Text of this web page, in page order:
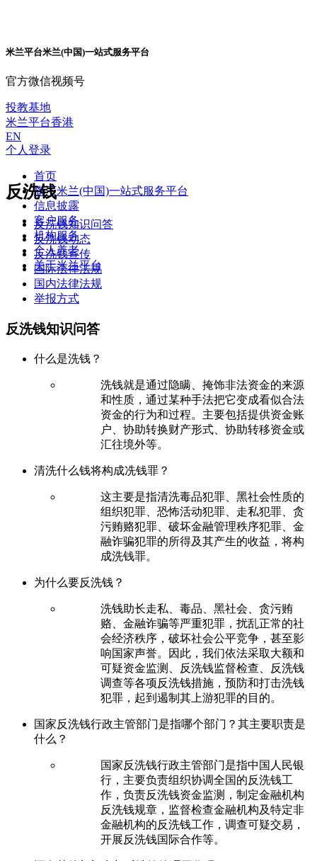
米兰平台米兰(中国)一站式服务平台
官方微信视频号
投教基地
米兰平台香港
EN
个人登录
首页
旗下米兰(中国)一站式服务平台
信息披露
客户服务
机构服务
个人养老
关于米兰平台
反洗钱
反洗钱知识问答
反洗钱动态
反洗钱宣传
国际法律法规
国内法律法规
举报方式
反洗钱知识问答
什么是洗钱？
洗钱就是通过隐瞒、掩饰非法资金的来源
和性质，通过某种手法把它变成看似合法
资金的行为和过程。主要包括提供资金账
户、协助转换财产形式、协助转移资金或
汇往境外等。
清洗什么钱将构成冼钱罪？
这主要是指清洗毒品犯罪、黑社会性质的
组织犯罪、恐怖活动犯罪、走私犯罪、贪
污贿赂犯罪、破坏金融管理秩序犯罪、金
融诈骗犯罪的所得及其产生的收益，将构
成洗钱罪。
为什么要反洗钱？
洗钱助长走私、毒品、黑社会、贪污贿
赂、金融诈骗等严重犯罪，扰乱正常的社
会经济秩序，破坏社会公平竞争，甚至影
响国家声誉。因此，我们依法采取大额和
可疑资金监测、反洗钱监督检查、反洗钱
调查等各项反洗钱措施，预防和打击洗钱
犯罪，起到遏制其上游犯罪的目的。
国家反洗钱行政主管部门是指哪个部门？其主要职责是
什么？
国家反洗钱行政主管部门是指中国人民银
行，主要负责组织协调全国的反洗钱工
作，负责反洗钱资金监测，制定金融机构
反洗钱规章，监督检查金融机构及特定非
金融机构的反洗钱工作，调查可疑交易，
开展反洗钱国际合作等。